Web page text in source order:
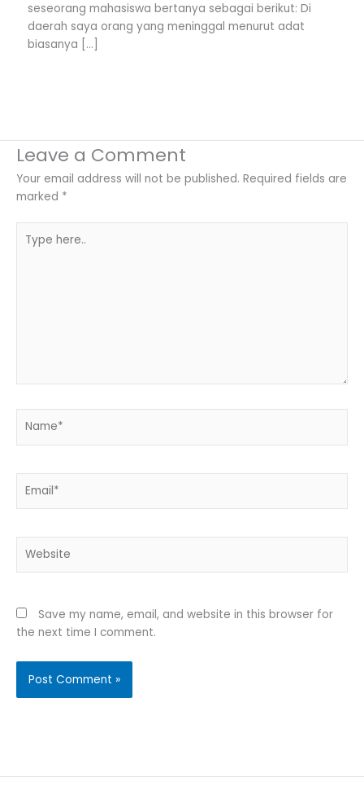
seseorang mahasiswa bertanya sebagai berikut: Di
daerah saya orang yang meninggal menurut adat
biasanya […]
Leave a Comment
Your email address will not be published. Required fields are
marked *
here..
Save my name, email, and website in this browser for
the next time I comment.